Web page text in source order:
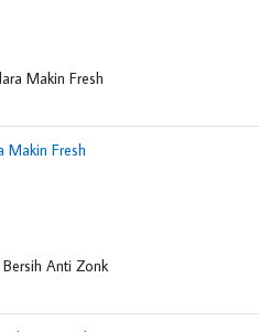
Makin Fresh